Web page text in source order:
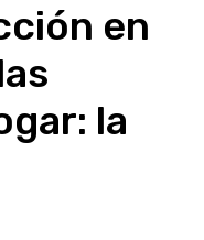
en
la